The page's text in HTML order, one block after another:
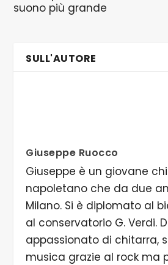
suono più grande
SULL'AUTORE
Giuseppe Ruocco
Giuseppe è un giovane
napoletano che da due
Milano. Si è diplomato al
al conservatorio G. Verdi.
appassionato di chitarra,
musica grazie al rock ma